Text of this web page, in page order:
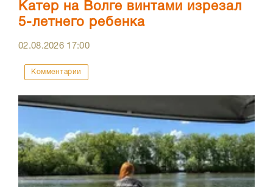
Катер на Волге винтами изрезал
5-летнего ребенка
02.08.2026 17:00
Комментарии